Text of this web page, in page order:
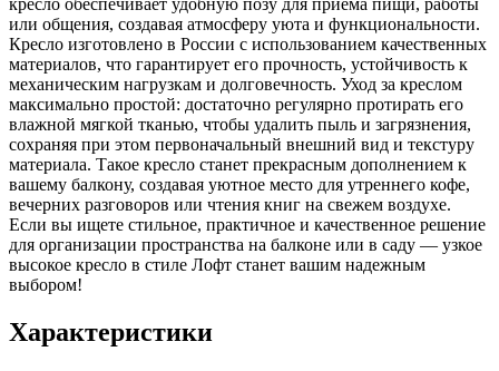
или общения, создавая атмосферу уюта и функциональности.
Кресло изготовлено в России с использованием качественных
материалов, что гарантирует его прочность, устойчивость к
механическим нагрузкам и долговечность. Уход за креслом
максимально простой: достаточно регулярно протирать его
влажной мягкой тканью, чтобы удалить пыль и загрязнения,
сохраняя при этом первоначальный внешний вид и текстуру
материала. Такое кресло станет прекрасным дополнением к
вашему балкону, создавая уютное место для утреннего кофе,
вечерних разговоров или чтения книг на свежем воздухе.
Если вы ищете стильное, практичное и качественное решение
для организации пространства на балконе или в саду — узкое
высокое кресло в стиле Лофт станет вашим надежным
выбором!
Характеристики